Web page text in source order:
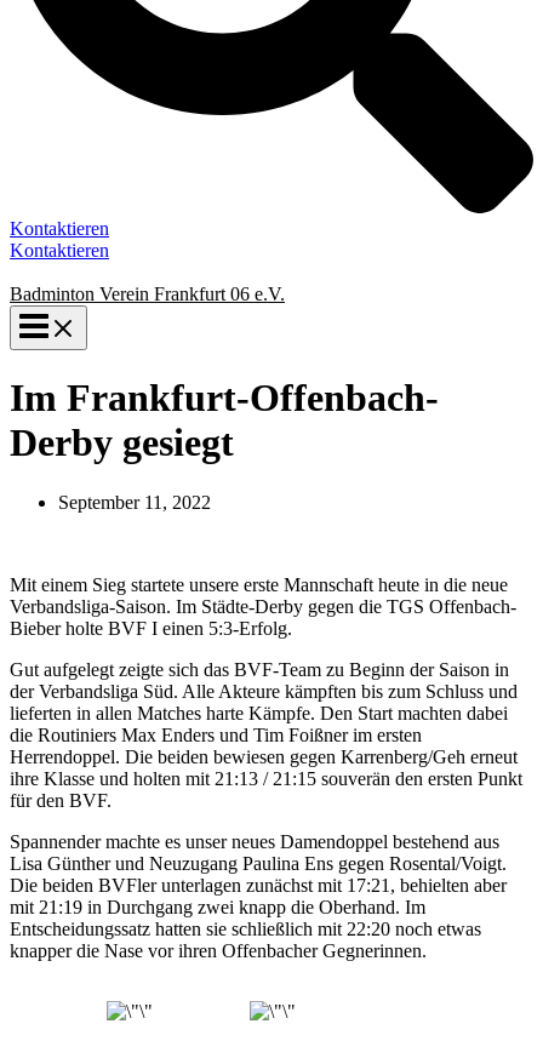
Kontaktieren
Kontaktieren
Badminton Verein Frankfurt 06 e.V.
Im Frankfurt-Offenbach-
Derby gesiegt
September 11, 2022
Mit einem Sieg startete unsere erste Mannschaft heute in die neue
Verbandsliga-Saison. Im Städte-Derby gegen die TGS Offenbach-
Bieber holte BVF I einen 5:3-Erfolg.
Gut aufgelegt zeigte sich das BVF-Team zu Beginn der Saison in
der Verbandsliga Süd. Alle Akteure kämpften bis zum Schluss und
lieferten in allen Matches harte Kämpfe. Den Start machten dabei
die Routiniers Max Enders und Tim Foißner im ersten
Herrendoppel. Die beiden bewiesen gegen Karrenberg/Geh erneut
ihre Klasse und holten mit 21:13 / 21:15 souverän den ersten Punkt
für den BVF.
Spannender machte es unser neues Damendoppel bestehend aus
Lisa Günther und Neuzugang Paulina Ens gegen Rosental/Voigt.
Die beiden BVFler unterlagen zunächst mit 17:21, behielten aber
mit 21:19 in Durchgang zwei knapp die Oberhand. Im
Entscheidungssatz hatten sie schließlich mit 22:20 noch etwas
knapper die Nase vor ihren Offenbacher Gegnerinnen.